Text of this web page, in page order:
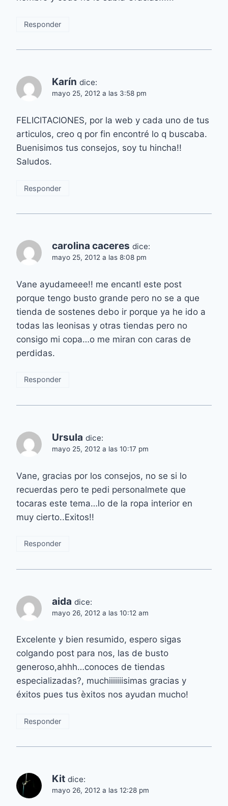
Responder
Karín dice:
mayo 25, 2012 a las 3:58 pm
FELICITACIONES, por la web y cada uno de tus
articulos, creo q por fin encontré lo q buscaba.
Buenisimos tus consejos, soy tu hincha!!
Saludos.
Responder
carolina caceres dice:
mayo 25, 2012 a las 8:08 pm
Vane ayudameee!! me encantl este post
porque tengo busto grande pero no se a que
tienda de sostenes debo ir porque ya he ido a
todas las leonisas y otras tiendas pero no
consigo mi copa…o me miran con caras de
perdidas.
Responder
Ursula dice:
mayo 25, 2012 a las 10:17 pm
Vane, gracias por los consejos, no se si lo
recuerdas pero te pedi personalmete que
tocaras este tema…lo de la ropa interior en
muy cierto..Exitos!!
Responder
aida dice:
mayo 26, 2012 a las 10:12 am
Excelente y bien resumido, espero sigas
colgando post para nos, las de busto
generoso,ahhh…conoces de tiendas
especializadas?, muchiiiiiiisimas gracias y
éxitos pues tus èxitos nos ayudan mucho!
Responder
Kit dice:
mayo 26, 2012 a las 12:28 pm